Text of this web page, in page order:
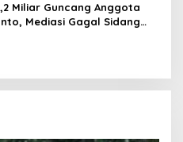
Miliar Guncang Anggota
Mediasi Gagal Sidang